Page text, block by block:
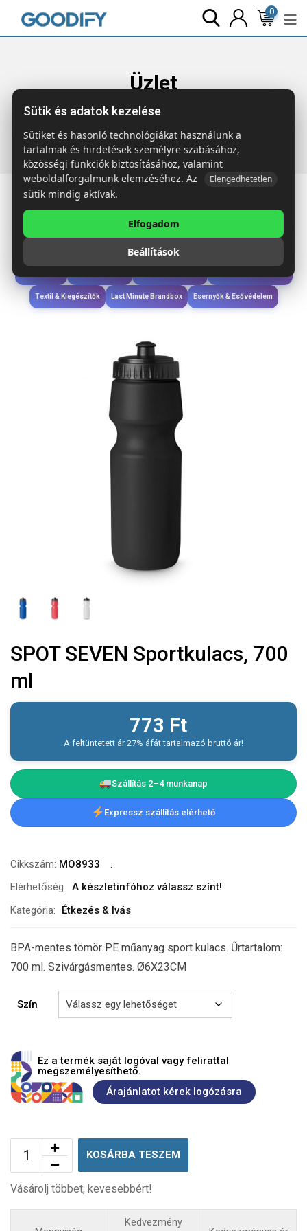
0
Üzlet
Főoldal Termékek Étkezés & Ivás
Sportkulacs, 700 ml
Étkezés & Ivás
Wellness & Ápolás
Textil & Kiegészítők Last Minute Brandbox Esernyők & Esővédelem
SPOT SEVEN Sportkulacs, 700
ml
773 Ft
A feltüntetett ár 27% áfát tartalmazó bruttó ár!
Szállítás 2–4 munkanap
Expressz szállítás elérhető
Cikkszám: MO8933
Elérhetőség: A készletinfóhoz válassz színt!
Kategória:
Étkezés & Ivás
BPA-mentes tömör PE műanyag sport kulacs. Űrtartalom:
700 ml. Szivárgásmentes. Ø6X23CM
Szín
Ez a termék saját logóval vagy felirattal
megszemélyesíthető.
Árajánlatot kérek logózásra
KOSÁRBA TESZEM
Vásárolj többet, kevesebbért!
Kedvezmény
Sütik és adatok kezelése
Sütiket és hasonló technológiákat használunk a
tartalmak és hirdetések személyre szabásához,
közösségi funkciók biztosításához, valamint
weboldalforgalmunk elemzéséhez. Az
Elengedhetetlen
sütik mindig aktívak.
Elfogadom
Beállítások